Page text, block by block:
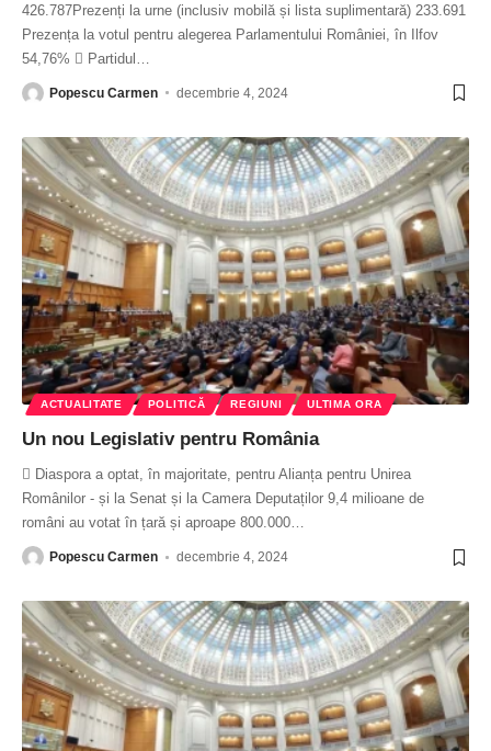
426.787Prezenți la urne (inclusiv mobilă și lista suplimentară) 233.691
Prezența la votul pentru alegerea Parlamentului României, în Ilfov
54,76%  Partidul
Popescu Carmen decembrie 4, 2024
ACTUALITATE POLITICĂ REGIUNI ULTIMA ORA
Un nou Legislativ pentru România
 Diaspora a optat, în majoritate, pentru Alianța pentru Unirea
Românilor - și la Senat și la Camera Deputaților 9,4 milioane de
români au votat în țară și aproape 800.000…
Popescu Carmen decembrie 4, 2024